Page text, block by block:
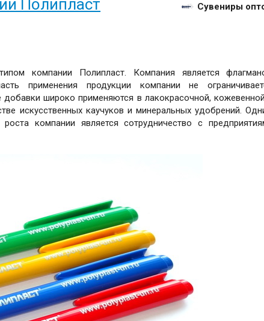
Полипласт Сувениры
компании Полипласт. Компания является
применения продукции компании не
широко применяются в лакокрасочной,
искусственных каучуков и минеральных удобрений.
роста компании является сотрудничество с